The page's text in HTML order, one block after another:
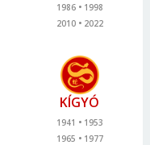
1986
1998
2010
2022
KÍGYÓ
1941
1953
1965
1977